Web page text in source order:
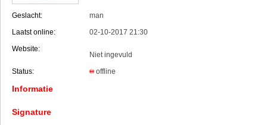
Geslacht:
man
Laatst online:
02-10-2017 21:30
Website:
Niet ingevuld
Status:
offline
Informatie
Signature